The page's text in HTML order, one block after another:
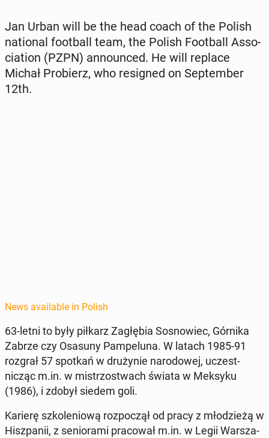
Jan Urban will be the head coach of the Polish
na­tion­al foot­ball team, the Polish Foot­ball As­so­
ci­a­tion (PZPN) an­nounced. He will replace
Michał Pro­bierz, who re­signed on Sep­tem­ber
12th.
News available in Polish
63-letni to były piłkarz Za­głębia Sos­nowiec, Górnika
Zabrze czy Osasuny Pam­pelu­na. W latach 1985-91
rozgrał 57 spotkań w drużynie nar­o­dowej, uczest­
nicząc m.in. w mis­tr­zost­wach świata w Meksyku
(1986), i zdobył siedem goli.
Karierę szkole­niową rozpoczął od pracy z młodzieżą w
Hisz­panii, z se­nio­ra­mi pra­cow­ał m.in. w Legii Warsza­